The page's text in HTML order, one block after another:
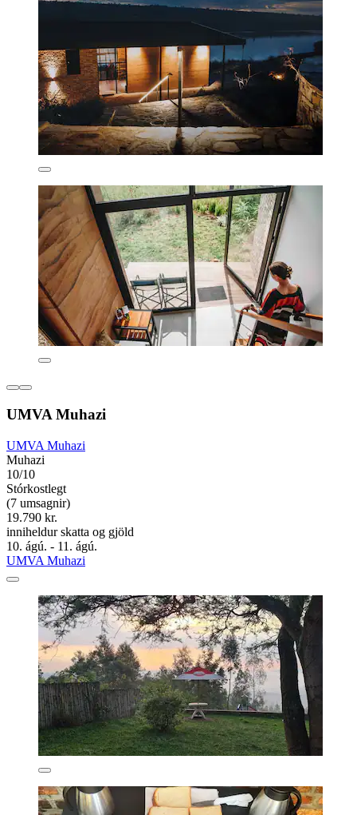
UMVA Muhazi
UMVA Muhazi
Muhazi
10/10
Stórkostlegt
(7 umsagnir)
19.790 kr.
inniheldur skatta og gjöld
10. ágú. - 11. ágú.
UMVA Muhazi